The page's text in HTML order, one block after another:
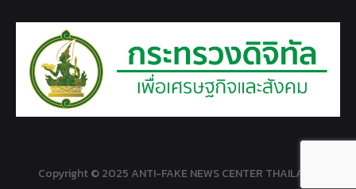
Copyright © 2025 ANTI-FAKE NEWS CENTER THAILAND